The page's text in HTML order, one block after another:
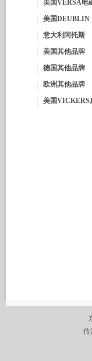
美国VERSA电
美国DEUBLIN
意大利阿托斯
美国其他品牌
德国其他品牌
欧洲其他品牌
美国VICKERS
传